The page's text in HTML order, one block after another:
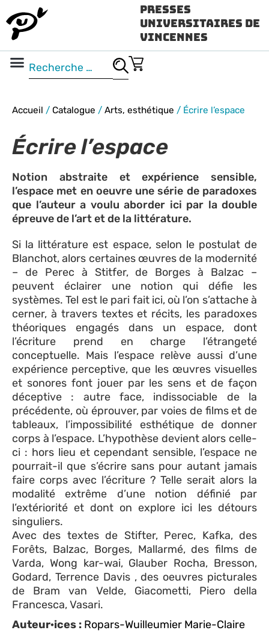
Presses
Universitaires de
Vincennes
Accueil / Catalogue / Arts, esthétique / Écrire l’espace
Écrire l’espace
Notion abstraite et expérience sensible,
l’espace met en oeuvre une série de paradoxes
que l’auteur a voulu aborder ici par la double
épreuve de l’art et de la littérature.
Si la littérature est espace, selon le postulat de
Blanchot, alors certaines œuvres de la modernité
– de Perec à Stitfer, de Borges à Balzac –
peuvent éclairer une notion qui défie les
systèmes. Tel est le pari fait ici, où l’on s’attache à
cerner, à travers textes et récits, les paradoxes
théoriques engagés dans un espace, dont
l’écriture prend en charge l’étrangeté
conceptuelle. Mais l’espace relève aussi d’une
expérience perceptive, que les œuvres visuelles
et sonores font jouer par les sens et de façon
déceptive : autre face, indissociable de la
précédente, où éprouver, par voies de films et de
tableaux, l’impossibilité esthétique de donner
corps à l’espace. L’hypothèse devient alors celle-
ci : hors lieu et cependant sensible, l’espace ne
pourrait-il que s’écrire sans pour autant jamais
faire corps avec l’écriture ? Telle serait alors la
modalité extrême d’une notion définié par
l’extériorité et dont on explore ici les détours
singuliers.
Avec des textes de Stifter, Perec, Kafka, des
Forêts, Balzac, Borges, Mallarmé, des films de
Varda, Wong kar-wai, Glauber Rocha, Bresson,
Godard, Terrence Davis , des oeuvres picturales
de Bram van Velde, Giacometti, Piero della
Francesca, Vasari.
Auteur·ices : Ropars-Wuilleumier Marie-Claire